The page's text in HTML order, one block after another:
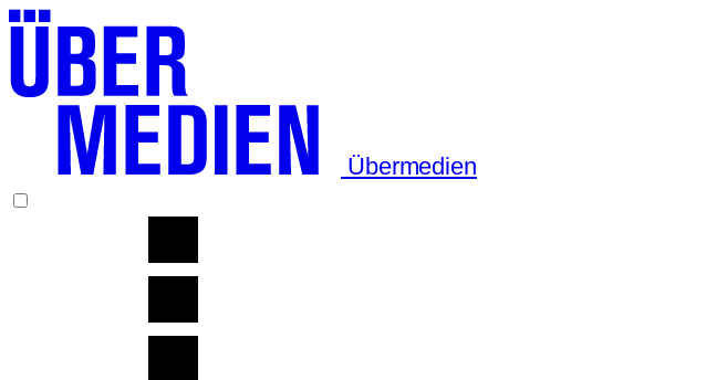
Übermedien